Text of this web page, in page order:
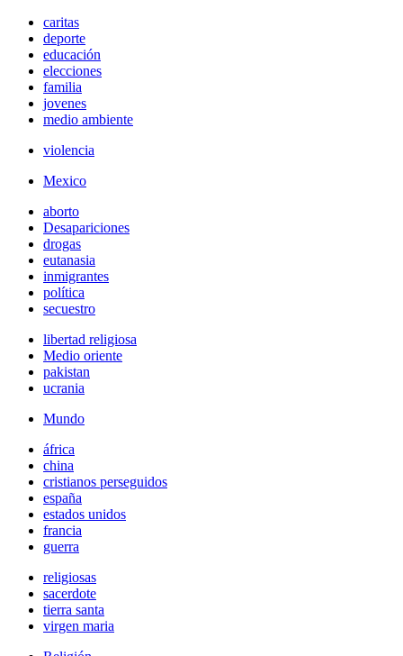
caritas
deporte
educación
elecciones
familia
jovenes
medio ambiente
violencia
Mexico
aborto
Desapariciones
drogas
eutanasia
inmigrantes
política
secuestro
libertad religiosa
Medio oriente
pakistan
ucrania
Mundo
áfrica
china
cristianos perseguidos
españa
estados unidos
francia
guerra
religiosas
sacerdote
tierra santa
virgen maria